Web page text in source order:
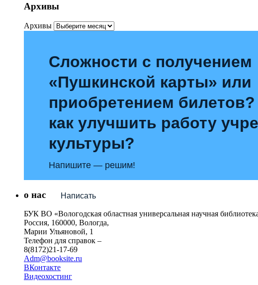
Архивы
Архивы
Сложности с получением
«Пушкинской карты» или
приобретением билетов?
как улучшить работу
культуры?
Напишите — решим!
Написать
о нас
БУК ВО «Вологодская областная универсальная научная
Россия, 160000, Вологда,
Марии Ульяновой, 1
Телефон для справок –
8(8172)21-17-69
Adm@booksite.ru
ВКонтакте
Видеохостинг